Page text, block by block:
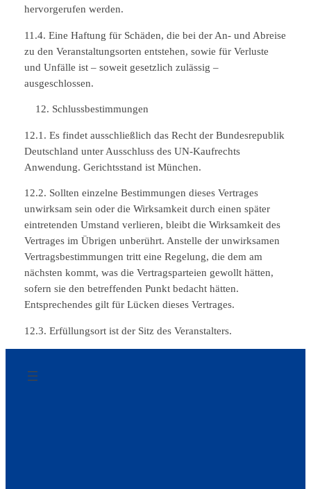
hervorgerufen werden.
11.4. Eine Haftung für Schäden, die bei der An- und Abreise
zu den Veranstaltungsorten entstehen, sowie für Verluste
und Unfälle ist – soweit gesetzlich zulässig –
ausgeschlossen.
Schlussbestimmungen
12.1. Es findet ausschließlich das Recht der Bundesrepublik
Deutschland unter Ausschluss des UN-Kaufrechts
Anwendung. Gerichtsstand ist München.
12.2. Sollten einzelne Bestimmungen dieses Vertrages
unwirksam sein oder die Wirksamkeit durch einen später
eintretenden Umstand verlieren, bleibt die Wirksamkeit des
Vertrages im Übrigen unberührt. Anstelle der unwirksamen
Vertragsbestimmungen tritt eine Regelung, die dem am
nächsten kommt, was die Vertragsparteien gewollt hätten,
sofern sie den betreffenden Punkt bedacht hätten.
Entsprechendes gilt für Lücken dieses Vertrages.
12.3. Erfüllungsort ist der Sitz des Veranstalters.